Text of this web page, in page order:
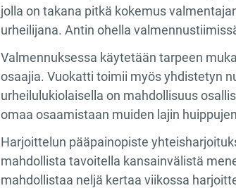
jolla on takana pitkä kokemus
urheilijana. Antin ohella
Valmennuksessa käytetään tarpeen
osaajia. Vuokatti toimii myös yhdistetyn
urheilulukiolaisella on mahdollisuus
omaa osaamistaan muiden lajin
Harjoittelun pääpainopiste
mahdollista tavoitella kansainvälistä
mahdollistaa neljä kertaa viikossa